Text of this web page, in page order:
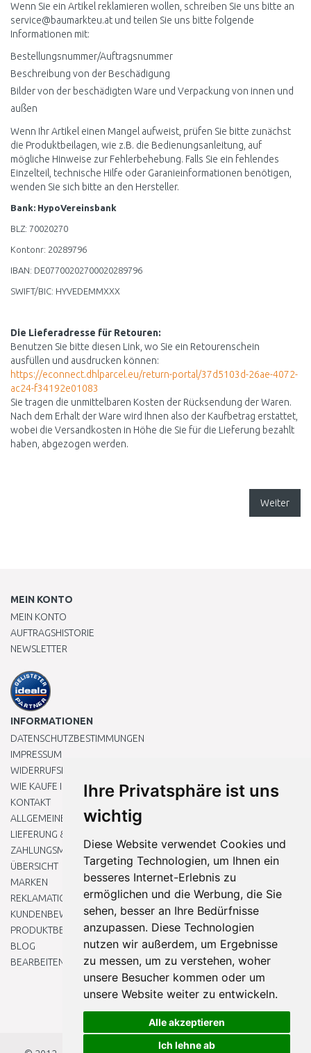
Ihre Privatsphäre ist uns
wichtig
Diese Website verwendet Cookies und
Targeting Technologien, um Ihnen ein
besseres Internet-Erlebnis zu
ermöglichen und die Werbung, die Sie
sehen, besser an Ihre Bedürfnisse
anzupassen. Diese Technologien
nutzen wir außerdem, um Ergebnisse
zu messen, um zu verstehen, woher
unsere Besucher kommen oder um
unsere Website weiter zu entwickeln.
Alle akzeptieren
Ich lehne ab
Wenn Sie ein Artikel reklamieren wollen, schreiben Sie uns bitte an
service@baumarkteu.at und teilen Sie uns bitte folgende
Informationen mit:
Bestellungsnummer/Auftragsnummer
Beschreibung von der Beschädigung
Bilder von der beschädigten Ware und Verpackung von innen und
außen
Wenn Ihr Artikel einen Mangel aufweist, prüfen Sie bitte zunächst
die Produktbeilagen, wie z.B. die Bedienungsanleitung, auf
mögliche Hinweise zur Fehlerbehebung. Falls Sie ein fehlendes
Einzelteil, technische Hilfe oder Garanieinformationen benötigen,
wenden Sie sich bitte an den Hersteller.
Bank: HypoVereinsbank
BLZ: 70020270
Kontonr: 20289796
IBAN: DE07700202700020289796
SWIFT/BIC: HYVEDEMMXXX
Die Lieferadresse für Retouren:
Benutzen Sie bitte diesen Link, wo Sie ein Retourenschein
ausfüllen und ausdrucken können:
https://econnect.dhlparcel.eu/return-portal/37d5103d-26ae-4072-
ac24-f34192e01083
Sie tragen die unmittelbaren Kosten der Rücksendung der Waren.
Nach dem Erhalt der Ware wird Ihnen also der Kaufbetrag erstattet,
wobei die Versandkosten in Höhe die Sie für die Lieferung bezahlt
haben, abgezogen werden.
Weiter
MEIN KONTO
MEIN KONTO
AUFTRAGSHISTORIE
NEWSLETTER
INFORMATIONEN
DATENSCHUTZBESTIMMUNGEN
IMPRESSUM
WIDERRUFSRECHT
WIE KAUFE ICH EIN?
KONTAKT
ALLGEMEINEN GESCHÄFTSBEDINGUNGEN
LIEFERUNG & ZAHLUNG
ZAHLUNGSMETHODEN
ÜBERSICHT
MARKEN
REKLAMATIONEN UND RETOUREN
KUNDENBEWERTUNG
PRODUKTBEWERTUNG
BLOG
BEARBEITEN SIE MEINE COOKIE-EINSTELLUNGEN